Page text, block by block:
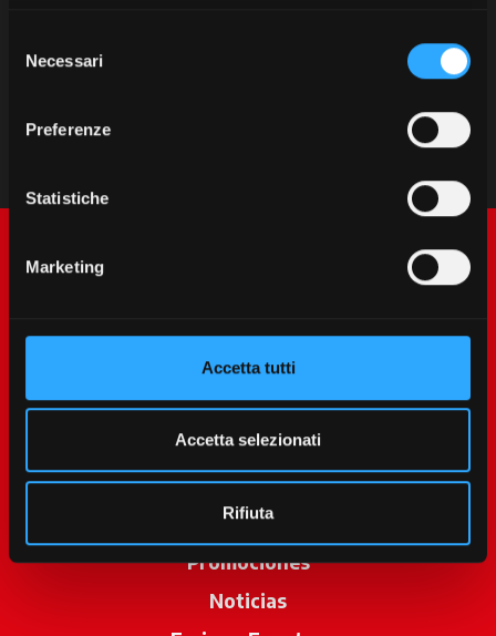
delNecessari
Preferenze
Statistiche
Marketing
Accetta tutti
Accetta selezionati
Rifiuta
McCormick World
Productos
Servicios
Promociones
Noticias